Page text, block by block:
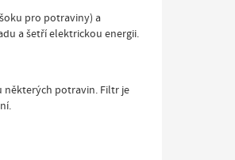
pro potraviny) a
a šetří elektrickou energii.
některých potravin. Filtr je